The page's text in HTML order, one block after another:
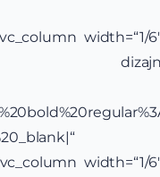
width=“1/
i
width=“1/